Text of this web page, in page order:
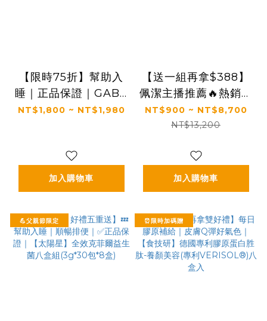
【限時75折】幫助入
睡｜正品保證｜GABA
PLUS+｜【太陽星】
包*1盒)
NT$1,800 ~ NT$1,980
加入購物車
【送一組再拿$388】
佩潔主播推薦🔥熱銷必
買組｜【KS】凍齡奇
肌活膚露/全效精華/精
NT$900 ~ NT$8,700
NT$13,200
加入購物車
💪父親節限定 ⏰限時加碼贈